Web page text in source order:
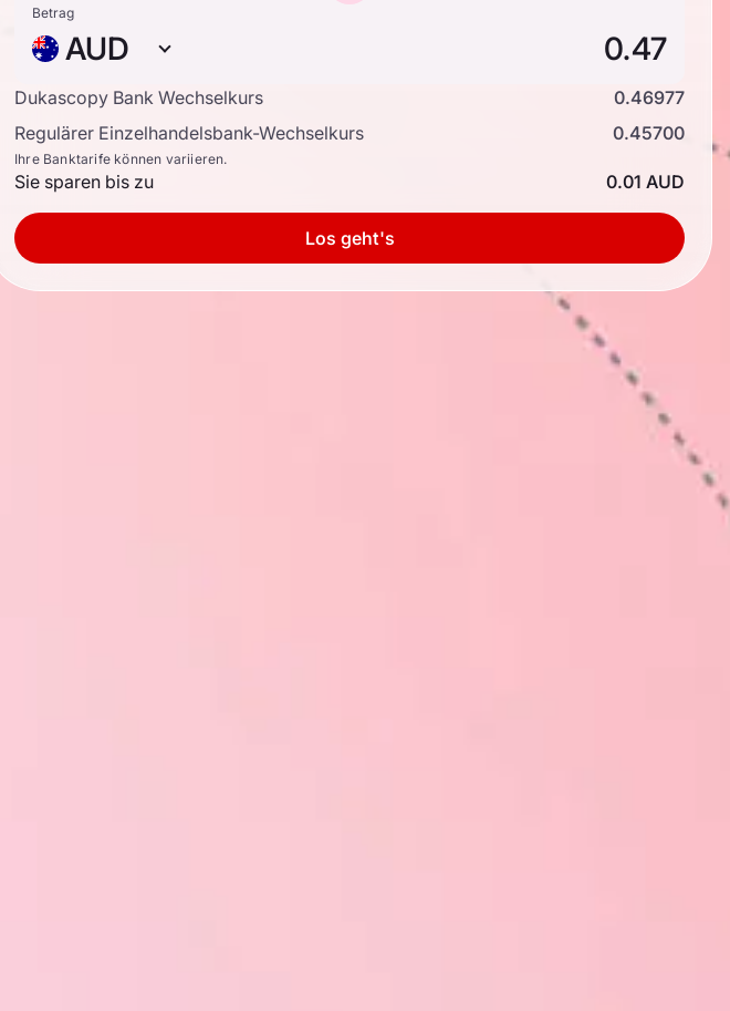
Betrag
AUD
Dukascopy Bank Wechselkurs
0.46977
Regulärer Einzelhandelsbank-Wechselkurs
0.45700
Ihre Banktarife können variieren.
Sie sparen bis zu 0.01 AUD
Los geht's